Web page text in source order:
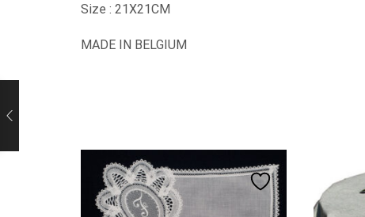
Size : 21X21CM
MADE IN BELGIUM